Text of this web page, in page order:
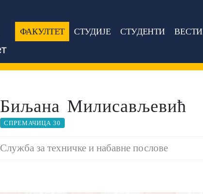
ФАКУЛТЕТ СТУДИЈЕ СТУДЕНТИ ВЕСТИ
Биљана Милисављевић
СПРЕМАЧИЦА 30
Служба за техничке и набавне послове